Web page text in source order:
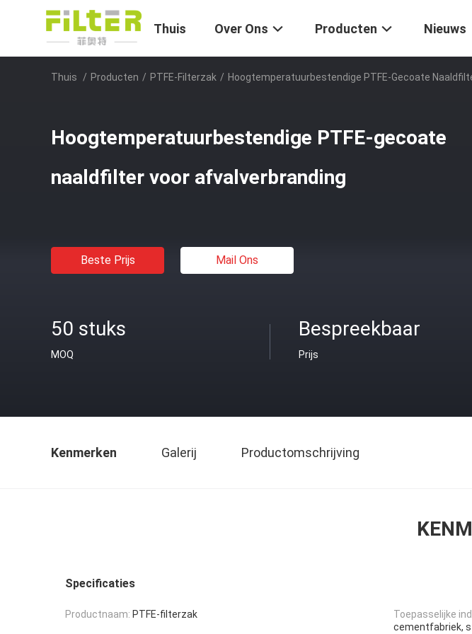
Thuis Over Ons Producten Nieuws
Thuis / Producten / PTFE-Filterzak / Hoogtemperatuurbestendige PTFE-Gecoate
Hoogtemperatuurbestendige PTFE-gecoate
naaldfilter voor afvalverbranding
Beste Prijs Mail Ons
50 stuks
MOQ
Bespreekbaar
Prijs
Kenmerken Galerij Productomschrijving
Specificaties
Productnaam: PTFE-filterzak
Toepasselijke
cementfabriek,